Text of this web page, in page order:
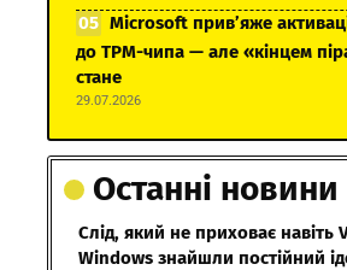
Microsoft прив’яже
до TPM-чипа — але «кінцем
стане
29.07.2026
Останні новини
Слід, який не приховає навіть
Windows знайшли постійний